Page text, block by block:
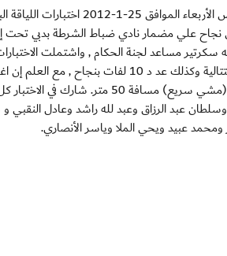
دبي / الخميس 26 يناير 2012 : أجرت لجنة الحكام في اتحاد الإمارات لكرة القدم يوم أمس الأربعاء الموافق 25-
بكل نجاح علي مضمار نادي ضباط الشرطة بدبي
مساعد لجنة الحكام , واشتملت
اجتازها جميع الحكام بنجاح علي السرعة لمسافة 40 مترا بزمن6.20ثانية لست مرات متتالية وكذلك عد د 10 لفات بنجاح ,
الحكام قاموا ب 12 لفة للتحمل بواقع 30 ثانية ركض مسافة 150 متر و 35 ثانية راحة (مشي سريع) مسافة 50
عبد الرزاق وعبد لله راشد وعادل النقبي
عبيد ويحي الملا وياسر الأنصاري.